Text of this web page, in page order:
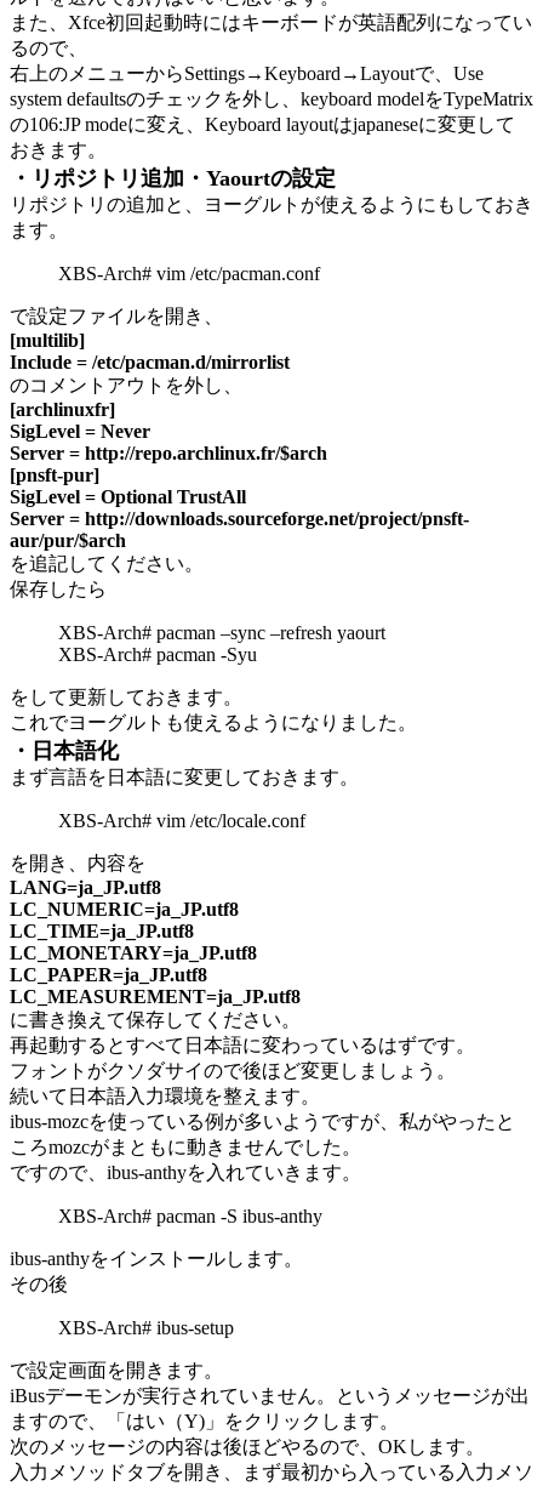
また、Xfce初回起動時にはキーボードが英語配列になってい
るので、
右上のメニューからSettings→Keyboard→Layoutで、Use
system defaultsのチェックを外し、keyboard modelをTypeMatrix
の106:JP modeに変え、Keyboard layoutはjapaneseに変更して
おきます。
・リポジトリ追加・Yaourtの設定
リポジトリの追加と、ヨーグルトが使えるようにもしておき
ます。
XBS-Arch# vim /etc/pacman.conf
で設定ファイルを開き、
[multilib]
Include = /etc/pacman.d/mirrorlist
のコメントアウトを外し、
[archlinuxfr]
SigLevel = Never
Server = http://repo.archlinux.fr/$arch
[pnsft-pur]
SigLevel = Optional TrustAll
Server = http://downloads.sourceforge.net/project/pnsft-
aur/pur/$arch
を追記してください。
保存したら
XBS-Arch# pacman –sync –refresh yaourt
XBS-Arch# pacman -Syu
をして更新しておきます。
これでヨーグルトも使えるようになりました。
・日本語化
まず言語を日本語に変更しておきます。
XBS-Arch# vim /etc/locale.conf
を開き、内容を
LANG=ja_JP.utf8
LC_NUMERIC=ja_JP.utf8
LC_TIME=ja_JP.utf8
LC_MONETARY=ja_JP.utf8
LC_PAPER=ja_JP.utf8
LC_MEASUREMENT=ja_JP.utf8
に書き換えて保存してください。
再起動するとすべて日本語に変わっているはずです。
フォントがクソダサイので後ほど変更しましょう。
続いて日本語入力環境を整えます。
ibus-mozcを使っている例が多いようですが、私がやったと
ころmozcがまともに動きませんでした。
ですので、ibus-anthyを入れていきます。
XBS-Arch# pacman -S ibus-anthy
ibus-anthyをインストールします。
その後
XBS-Arch# ibus-setup
で設定画面を開きます。
iBusデーモンが実行されていません。というメッセージが出
ますので、「はい（Y)」をクリックします。
次のメッセージの内容は後ほどやるので、OKします。
入力メソッドタブを開き、まず最初から入っている入力メソ